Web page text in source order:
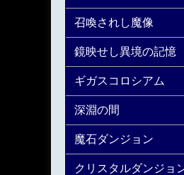
召喚されし魔像
鏡映せし異境の記憶
ギガスコロシアム
深淵の間
魔石ダンジョン
クリスタルダンジョ